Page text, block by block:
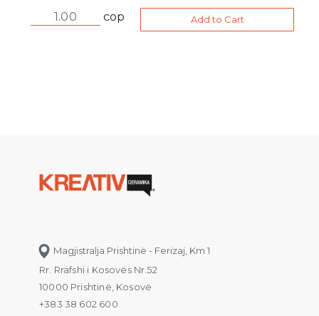
cop
Add to Cart
Magjistralja Prishtinë - Ferizaj, Km 1
Rr. Rrafshi i Kosovës Nr.52
10000 Prishtinë, Kosovë
+383 38 602 600